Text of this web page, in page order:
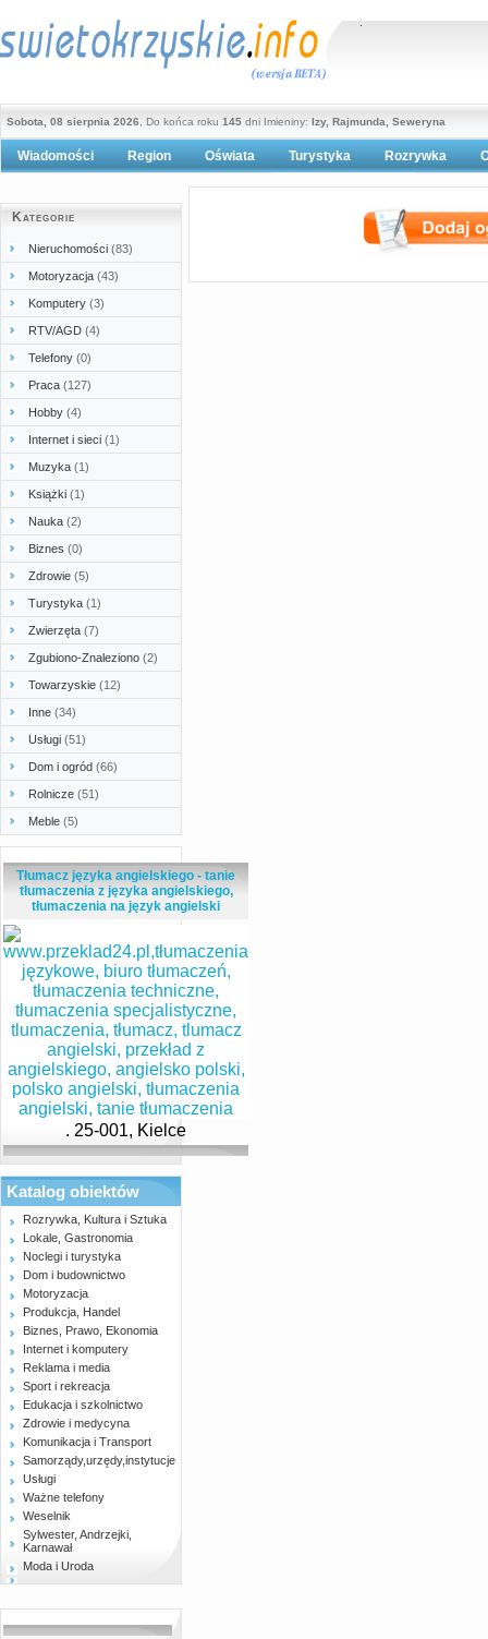
Sobota, 08 sierpnia 2026 , Do końca roku 145 dni Imieniny: Izy, Rajmunda, Seweryna
Wiadomości Region Oświata Turystyka
Polityka prywatności
Rozrywka
Kategorie
Nieruchomości (83)
Motoryzacja (43)
Komputery (3)
RTV/AGD (4)
Telefony (0)
Praca (127)
Hobby (4)
Internet i sieci (1)
Muzyka (1)
Książki (1)
Nauka (2)
Biznes (0)
Zdrowie (5)
Turystyka (1)
Zwierzęta (7)
Zgubiono-Znaleziono (2)
Towarzyskie (12)
Inne (34)
Usługi (51)
Dom i ogród (66)
Rolnicze (51)
Meble (5)
Tłumacz języka angielskiego - tanie
tłumaczenia z języka angielskiego,
tłumaczenia na język angielski
. 25-001, Kielce
Katalog obiektów
Rozrywka, Kultura i Sztuka
Lokale, Gastronomia
Noclegi i turystyka
Dom i budownictwo
Motoryzacja
Produkcja, Handel
Biznes, Prawo, Ekonomia
Internet i komputery
Reklama i media
Sport i rekreacja
Edukacja i szkolnictwo
Zdrowie i medycyna
Komunikacja i Transport
Samorządy,urzędy,instytucje
Usługi
Ważne telefony
Weselnik
Sylwester, Andrzejki,
Karnawał
Moda i Uroda